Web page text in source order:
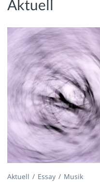
Aktuell
Aktuell Essay Musik